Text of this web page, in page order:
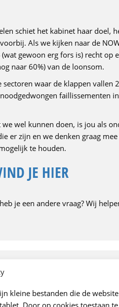
kleine bestanden die de
Door op cookies toestaan
schiet het kabinet haar doel,
Als we kijken naar de
gewoon erg fors is) recht op
naar 60%) van de loonsom.
waar de klappen vallen
faillissementen
wel kunnen doen, is jou als
er zijn en we denken graag
te houden.
JE HIER
je een andere vraag? Wij
Kenniscentrum